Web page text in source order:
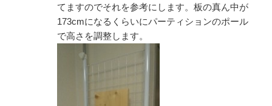
てますのでそれを参考にします。板の真ん中が
173cmになるくらいにパーティションのポール
で高さを調整します。